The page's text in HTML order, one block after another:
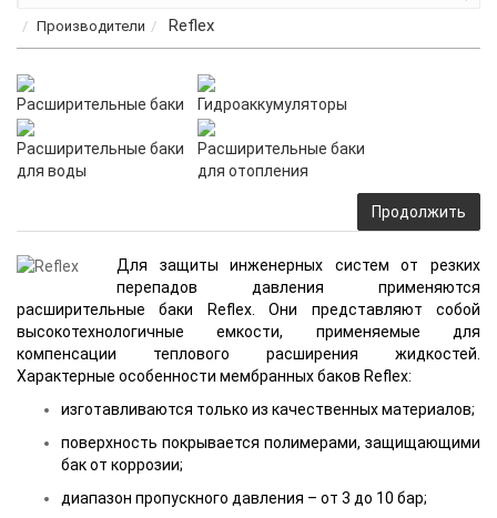
Производители Reflex
Расширительные баки Гидроаккумуляторы
Расширительные баки
для воды
Расширительные баки
для отопления
Продолжить
Для защиты инженерных систем от резких
перепадов давления применяются
расширительные баки Reflex. Они представляют собой
высокотехнологичные емкости, применяемые для
компенсации теплового расширения жидкостей.
Характерные особенности мембранных баков Reflex:
изготавливаются только из качественных материалов;
поверхность покрывается полимерами, защищающими
бак от коррозии;
диапазон пропускного давления – от 3 до 10 бар;